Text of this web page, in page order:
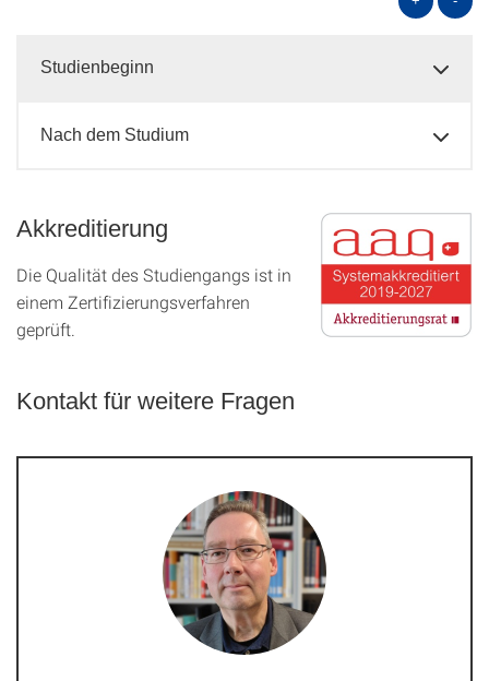
Studienbeginn
Nach dem Studium
Akkreditierung
Die Qualität des Studien­gangs ist in
einem Zer­ti­fizier­ungs­ver­fahren
geprüft.
Kontakt für weitere Fragen